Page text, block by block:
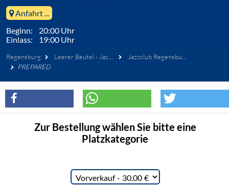
Anfahrt ...
Beginn: 20:00 Uhr
Einlass: 19:00 Uhr
Regensburg Leerer Beutel - Jazzclub
Jazzclub Regensburg e.V.
PREPARED
Zur Bestellung wählen Sie bitte eine
Platzkategorie